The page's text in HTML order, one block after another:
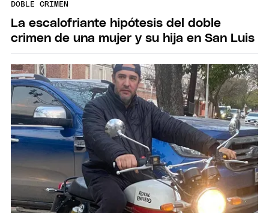
DOBLE CRIMEN
La escalofriante hipótesis del doble
crimen de una mujer y su hija en San Luis